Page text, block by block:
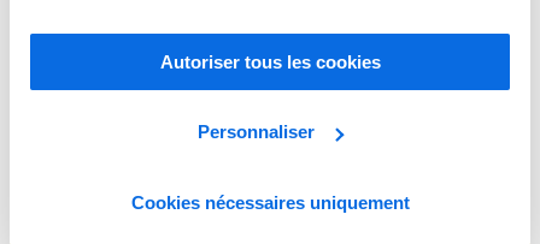
Autoriser tous les cookies
Personnaliser
Cookies nécessaires uniquement
Analyser les différences entre ERP et PLM pour dynamiser votre
entreprise de produits alimentaires et de boissons